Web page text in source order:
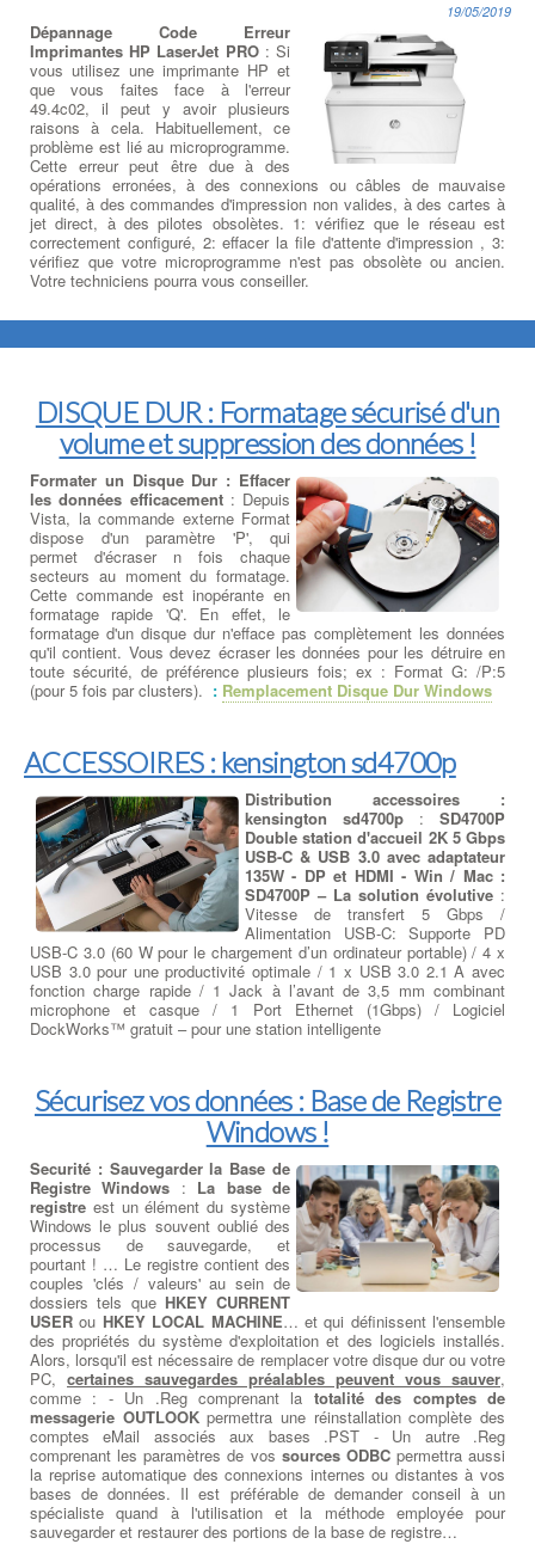
19/05/2019
Dépannage Code Erreur
Imprimantes HP LaserJet PRO: Si
vous utilisez une imprimante HP et
que vous faites face à l'erreur
49.4c02, il peut y avoir plusieurs
raisons à cela. Habituellement, ce
problème est lié au microprogramme.
Cette erreur peut être due à des
opérations erronées, à des connexions ou câbles de mauvaise
qualité, à des commandes d'impression non valides, à des cartes à
jet direct, à des pilotes obsolètes. 1: vérifiez que le réseau est
correctement configuré, 2: effacer la file d'attente d'impression , 3:
vérifiez que votre microprogramme n'est pas obsolète ou ancien.
Votre techniciens pourra vous conseiller.
DISQUE DUR : Formatage sécurisé d'un
volume et suppression des données !
Formater un Disque Dur : Effacer
les données efficacement: Depuis
Vista, la commande externe Format
dispose d'un paramètre 'P', qui
permet d'écraser n fois chaque
secteurs au moment du formatage.
Cette commande est inopérante en
formatage rapide 'Q'. En effet, le
formatage d'un disque dur n'efface pas complètement les données
qu'il contient. Vous devez écraser les données pour les détruire en
toute sécurité, de préférence plusieurs fois; ex : Format G: /P:5
(pour 5 fois par clusters). : Remplacement Disque Dur Windows
ACCESSOIRES : kensington sd4700p
Distribution accessoires :
kensington sd4700p : SD4700P
Double station d'accueil 2K 5 Gbps
USB-C & USB 3.0 avec adaptateur
135W - DP et HDMI - Win / Mac :
SD4700P – La solution évolutive :
Vitesse de transfert 5 Gbps /
Alimentation USB-C: Supporte PD
USB-C 3.0 (60 W pour le chargement d’un ordinateur portable) / 4 x
USB 3.0 pour une productivité optimale / 1 x USB 3.0 2.1 A avec
fonction charge rapide / 1 Jack à l’avant de 3,5 mm combinant
microphone et casque / 1 Port Ethernet (1Gbps) / Logiciel
DockWorks™ gratuit – pour une station intelligente
Sécurisez vos données : Base de Registre
Windows !
Securité : Sauvegarder la Base de
Registre Windows : La base de
registre est un élément du système
Windows le plus souvent oublié des
processus de sauvegarde, et
pourtant ! … Le registre contient des
couples 'clés / valeurs' au sein de
dossiers tels que HKEY CURRENT
USER ou HKEY LOCAL MACHINE… et qui définissent l'ensemble
des propriétés du système d'exploitation et des logiciels installés.
Alors, lorsqu'il est nécessaire de remplacer votre disque dur ou votre
PC, certaines sauvegardes préalables peuvent vous sauver,
comme : - Un .Reg comprenant la totalité des comptes de
messagerie OUTLOOKpermettra une réinstallation complète des
comptes eMail associés aux bases .PST - Un autre .Reg
comprenant les paramètres de vos sources ODBCpermettra aussi
la reprise automatique des connexions internes ou distantes à vos
bases de données. Il est préférable de demander conseil à un
spécialiste quand à l'utilisation et la méthode employée pour
sauvegarder et restaurer des portions de la base de registre…